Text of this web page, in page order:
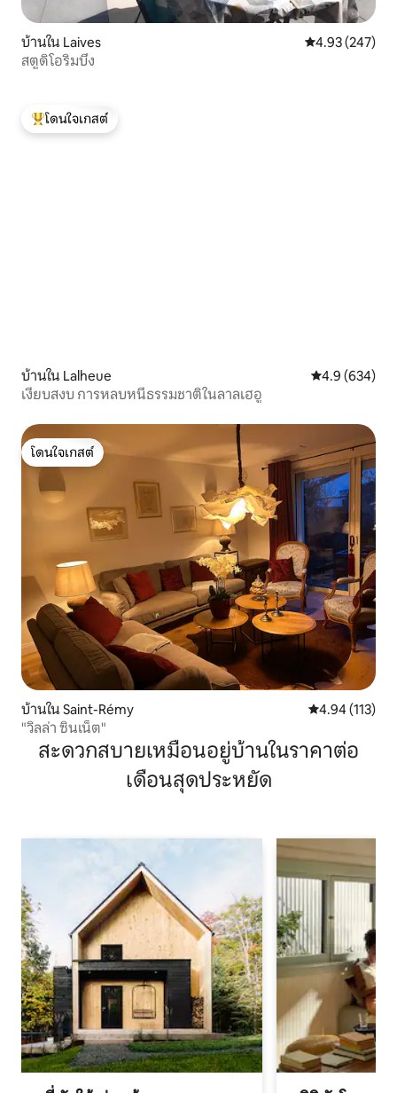
บ้านใน Laives คะแนนเฉลี่ย
4.93 (247)
สตูดิโอริมบึง
โดนใจเกสต์ที่สุด
โดนใจเกสต์
บ้านใน Lalheue คะแนนเฉลี่ย
4.9 (634)
เงียบสงบ การหลบหนีธรรมชาติในลาลเฮอู
โดนใจเกสต์
โดนใจเกสต์
บ้านใน Saint-Rémy คะแนนเฉลี่ย
4.94 (113)
"วิลล่า ซินเน็ต"
สะดวกสบายเหมือนอยู่บ้านในราคาต่อ
เดือนสุดประหยัด